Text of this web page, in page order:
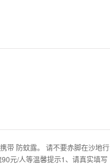
带 防蚊露。 请不要赤脚在沙地行
元/人等温馨提示1、请真实填写